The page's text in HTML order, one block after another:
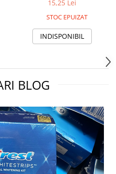
15,25 Lei
STOC EPUIZAT
INDISPONIBIL
BLOG